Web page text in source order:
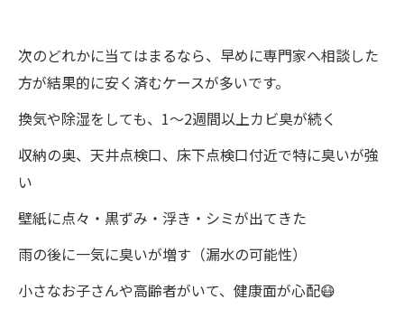
次のどれかに当てはまるなら、早めに専門家へ相談した
方が結果的に安く済むケースが多いです。
換気や除湿をしても、1〜2週間以上カビ臭が続く
収納の奥、天井点検口、床下点検口付近で特に臭いが強
い
壁紙に点々・黒ずみ・浮き・シミが出てきた
雨の後に一気に臭いが増す（漏水の可能性）
小さなお子さんや高齢者がいて、健康面が心配😷